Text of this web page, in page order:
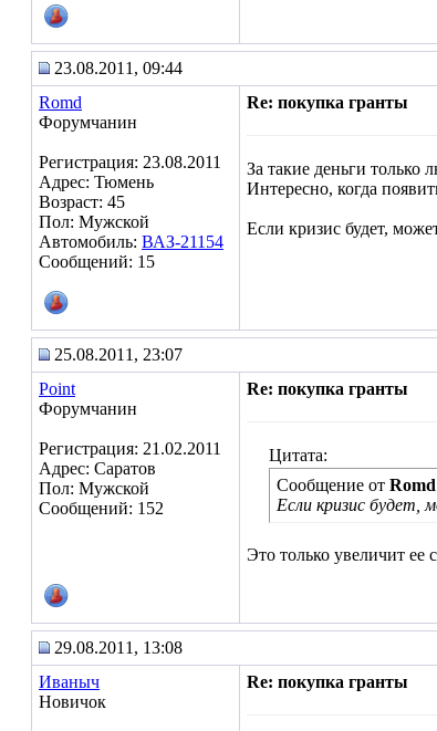
23.08.2011, 09:44
Romd
Форумчанин
Регистрация: 23.08.2011
Адрес: Тюмень
Возраст: 45
Пол: Мужской
Автомобиль: ВАЗ-21154
Сообщений: 15
Re: покупка гранты
За такие деньги
Интересно, когда
Если кризис будет,
25.08.2011, 23:07
Point
Форумчанин
Регистрация: 21.02.2011
Адрес: Саратов
Пол: Мужской
Сообщений: 152
Re: покупка гранты
Цитата:
Сообщение от Romd
Если кризис будет,
Это только увеличит ее
29.08.2011, 13:08
Иваныч
Новичок
Re: покупка гранты